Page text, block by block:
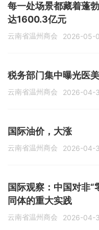
每一处场景都藏着蓬
达1600.3亿元
云南省温州商会 2026-05-
税务部门集中曝光医
云南省温州商会 2026-04-
国际油价，大涨
云南省温州商会 2026-04-
国际观察：中国对非
同体的重大实践
云南省温州商会 2026-04-